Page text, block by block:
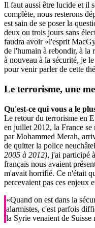
Il faut aussi être lucide et il
complète, nous resterons
est sain de se poser la
deux ou trois jours sans
faudra avoir «l'esprit
de l'humain à rebondir, à la
à nouveau à la sécurité, je
pour venir parler de cette
Le terrorisme, une
Qu'est-ce qui vous a le
Le retour du terrorisme en
en juillet 2012, la France se
par Mohammed Merah,
de quitter la police
2005 à 2012), j'ai participé
français nous avaient
m'avait horrifié. Ce n'était
percevaient pas ces enjeux
«Quand on est dans la
alarmistes, c'est parfois
la Syrie venaient de Suisse